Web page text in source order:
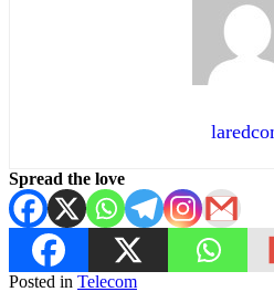
Spread the love
Posted in Telecom